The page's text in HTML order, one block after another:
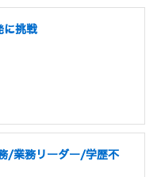
に挑戦
/業務リーダー/学歴不